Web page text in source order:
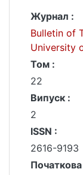
Журнал :
Bulletin of
University
Том :
22
Випуск :
2
ISSN :
2616-9193
Початкова